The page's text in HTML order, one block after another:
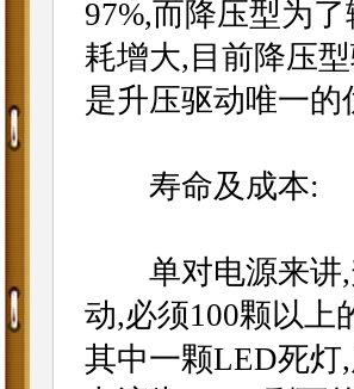
97%,而降压型为
耗增大,目前降压
是升压驱动唯一的
寿命及成本:
单对电源来讲,
动,必须100颗以上
其中一颗LED死灯